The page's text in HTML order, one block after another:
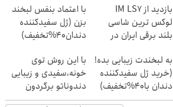
بازدید از IM LS7
لوکس ترین شاسی
بلند برقی ایران در
با اعتماد بنفس لبخند
بزن (ژل سفیدکننده
دندان40%تخفیف)
به لبخندت زیبایی بده!
(خرید ژل سفیدکننده
دندان با40%تخفیف)
با این روش توی
خونه،سفیدی و زیبایی
دندوناتو برگردون
(40%off)